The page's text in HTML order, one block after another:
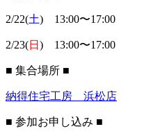
2/22(土) 13:00〜17:00
2/23(日 ) 13:00〜17:00
■ 集合場所 ■
納得住宅工房 浜松店
■ 参加お申し込み ■